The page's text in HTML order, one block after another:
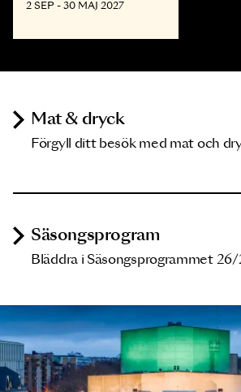
2 SEP - 30 MAJ 2027
Mat & dryck
Förgyll ditt besök med mat och
Säsongsprogram
Bläddra i Säsongsprogrammet 26/